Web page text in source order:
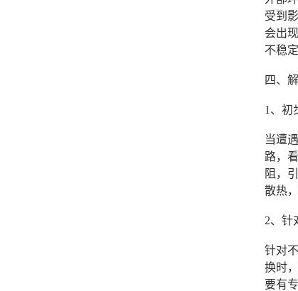
受到
会出
不稳
四、
1、初
当遭
路，
阻，
散热
2、针
针对
换时
要有